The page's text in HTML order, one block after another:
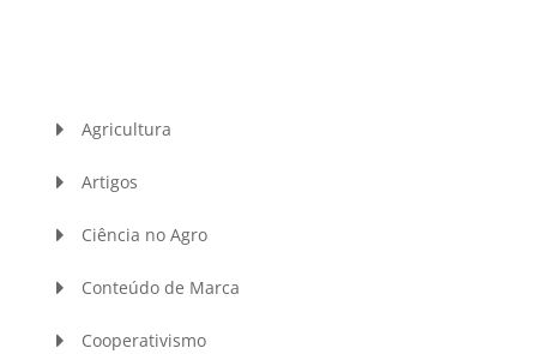
Agricultura
Artigos
Ciência no Agro
Conteúdo de Marca
Cooperativismo